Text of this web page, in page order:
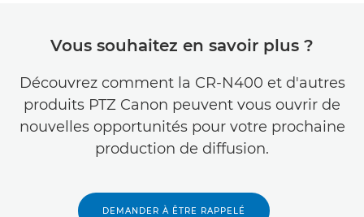
Vous souhaitez en savoir plus ?
Découvrez comment la CR-N400 et d'autres
produits PTZ Canon peuvent vous ouvrir de
nouvelles opportunités pour votre prochaine
production de diffusion.
DEMANDER À ÊTRE RAPPELÉ